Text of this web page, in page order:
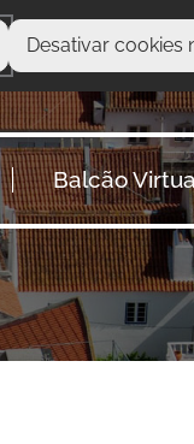
Desativar cookies
O que procura?
Balcão